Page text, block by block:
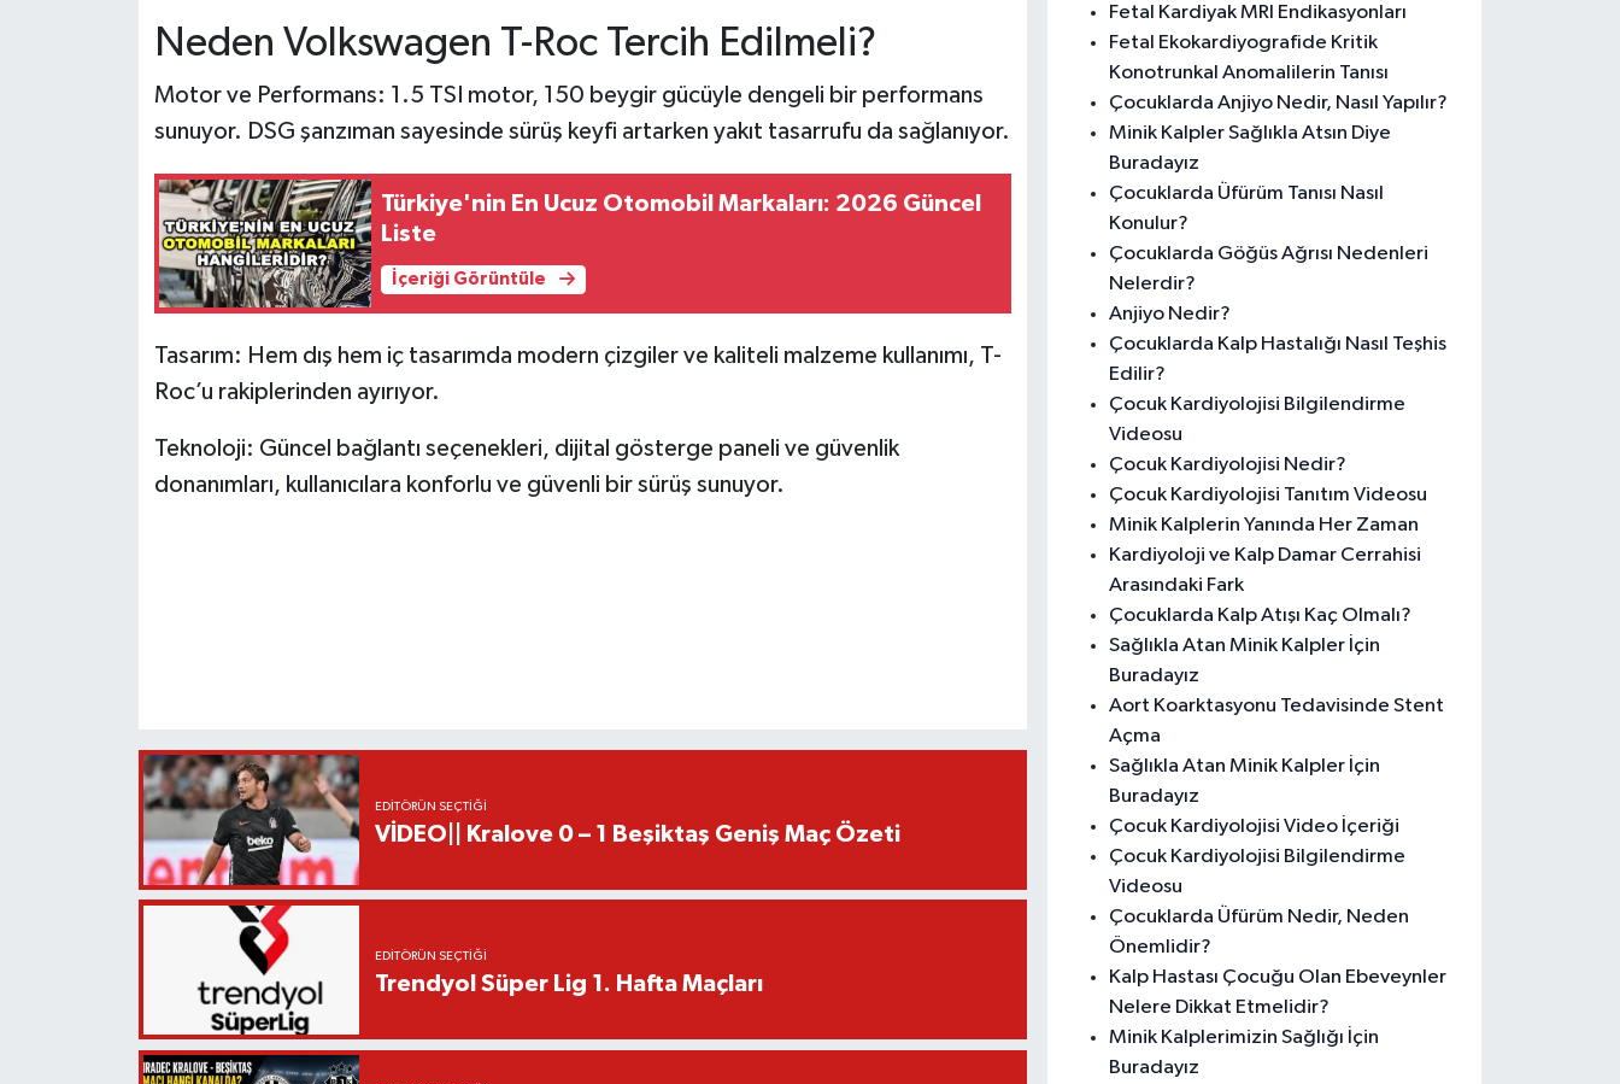
Neden Volkswagen T-Roc Tercih Edilmeli?
Motor ve Performans: 1.5 TSI motor, 150 beygir gücüyle dengeli bir performans
sunuyor. DSG şanzıman sayesinde sürüş keyfi artarken yakıt tasarrufu da sağlanıyor.
Türkiye'nin En Ucuz Otomobil Markaları: 2026 Güncel
Liste
İçeriği Görüntüle
Tasarım: Hem dış hem iç tasarımda modern çizgiler ve kaliteli malzeme kullanımı, T-
Roc’u rakiplerinden ayırıyor.
Teknoloji: Güncel bağlantı seçenekleri, dijital gösterge paneli ve güvenlik
donanımları, kullanıcılara konforlu ve güvenli bir sürüş sunuyor.
EDITÖRÜN SEÇTIĞI
VİDEO|| Kralove 0 – 1 Beşiktaş Geniş Maç Özeti
EDITÖRÜN SEÇTIĞI
Trendyol Süper Lig 1. Hafta Maçları
Fetal Kardiyak MRI Endikasyonları
Fetal Ekokardiyografide Kritik
Konotrunkal Anomalilerin Tanısı
Çocuklarda Anjiyo Nedir, Nasıl Yapılır?
Minik Kalpler Sağlıkla Atsın Diye
Buradayız
Çocuklarda Üfürüm Tanısı Nasıl
Konulur?
Çocuklarda Göğüs Ağrısı Nedenleri
Nelerdir?
Anjiyo Nedir?
Çocuklarda Kalp Hastalığı Nasıl Teşhis
Edilir?
Çocuk Kardiyolojisi Bilgilendirme
Videosu
Çocuk Kardiyolojisi Nedir?
Çocuk Kardiyolojisi Tanıtım Videosu
Minik Kalplerin Yanında Her Zaman
Kardiyoloji ve Kalp Damar Cerrahisi
Arasındaki Fark
Çocuklarda Kalp Atışı Kaç Olmalı?
Sağlıkla Atan Minik Kalpler İçin
Buradayız
Aort Koarktasyonu Tedavisinde Stent
Açma
Sağlıkla Atan Minik Kalpler İçin
Buradayız
Çocuk Kardiyolojisi Video İçeriği
Çocuk Kardiyolojisi Bilgilendirme
Videosu
Çocuklarda Üfürüm Nedir, Neden
Önemlidir?
Kalp Hastası Çocuğu Olan Ebeveynler
Nelere Dikkat Etmelidir?
Minik Kalplerimizin Sağlığı İçin
Buradayız